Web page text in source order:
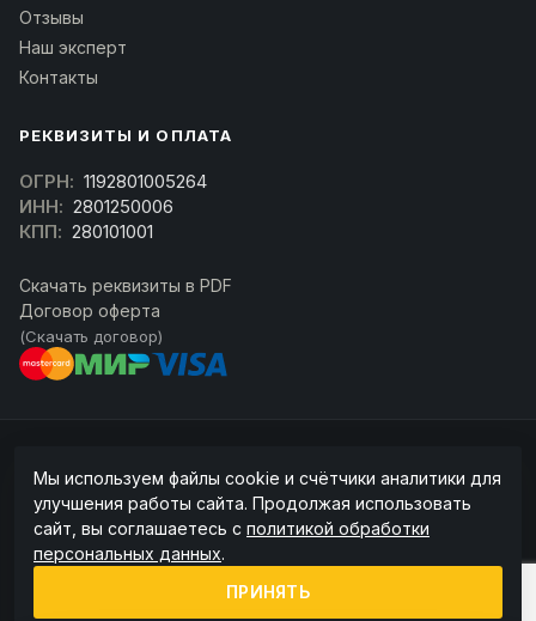
Отзывы
Наш эксперт
Контакты
РЕКВИЗИТЫ И ОПЛАТА
ОГРН: 1192801005264
ИНН: 2801250006
КПП: 280101001
Скачать реквизиты в PDF
Договор оферта
(Скачать договор)
ссылка на источник обязательна.
Информация на сайте не является публичной офертой (ст. 437 ГК РФ).
Политика конфиденциальности
Пользовательское соглашение
Мы используем файлы cookie и счётчики аналитики для
улучшения работы сайта. Продолжая использовать
сайт, вы соглашаетесь с политикой обработки
персональных данных.
ПРИНЯТЬ